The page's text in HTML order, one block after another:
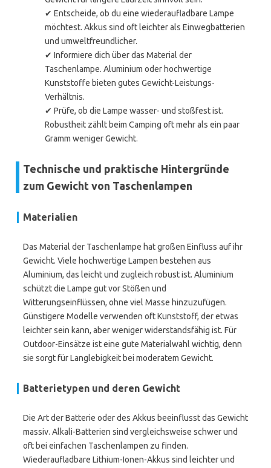
✔ Entscheide, ob du eine wiederaufladbare Lampe
möchtest. Akkus sind oft leichter als Einwegbatterien
und umweltfreundlicher.
✔ Informiere dich über das Material der
Taschenlampe. Aluminium oder hochwertige
Kunststoffe bieten gutes Gewicht-Leistungs-
Verhältnis.
✔ Prüfe, ob die Lampe wasser- und stoßfest ist.
Robustheit zählt beim Camping oft mehr als ein paar
Gramm weniger Gewicht.
Technische und praktische Hintergründe
zum Gewicht von Taschenlampen
Materialien
Das Material der Taschenlampe hat großen Einfluss auf ihr
Gewicht. Viele hochwertige Lampen bestehen aus
Aluminium, das leicht und zugleich robust ist. Aluminium
schützt die Lampe gut vor Stößen und
Witterungseinflüssen, ohne viel Masse hinzuzufügen.
Günstigere Modelle verwenden oft Kunststoff, der etwas
leichter sein kann, aber weniger widerstandsfähig ist. Für
Outdoor-Einsätze ist eine gute Materialwahl wichtig, denn
sie sorgt für Langlebigkeit bei moderatem Gewicht.
Batterietypen und deren Gewicht
Die Art der Batterie oder des Akkus beeinflusst das Gewicht
massiv. Alkali-Batterien sind vergleichsweise schwer und
oft bei einfachen Taschenlampen zu finden.
Wiederaufladbare Lithium-Ionen-Akkus sind leichter und